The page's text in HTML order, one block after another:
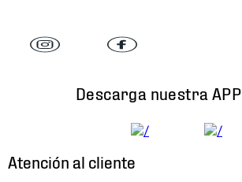
Descarga nuestra APP
Atención al cliente